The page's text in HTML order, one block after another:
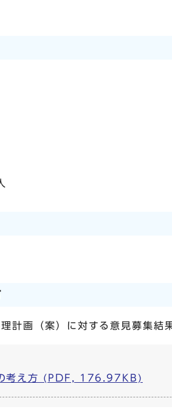
計画（案）に対する意見募集結
考え方 (PDF, 176.97KB)